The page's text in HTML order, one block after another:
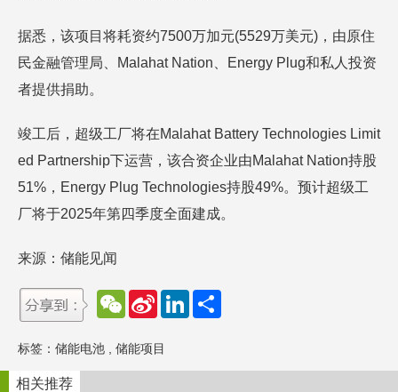
据悉，该项目将耗资约7500万加元(5529万美元)，由原住
民金融管理局、Malahat Nation、Energy Plug和私人投资
者提供捐助。
竣工后，超级工厂将在Malahat Battery Technologies Limit
ed Partnership下运营，该合资企业由Malahat Nation持股
51%，Energy Plug Technologies持股49%。预计超级工
厂将于2025年第四季度全面建成。
来源：储能见闻
W
e
h
a
t
S
W
e
L
d
标签： 储能电池 储能项目
相关推荐